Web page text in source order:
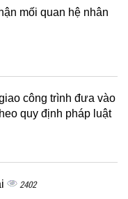
mối quan hệ nhân
công trình đưa vào
quy định pháp luật
2402